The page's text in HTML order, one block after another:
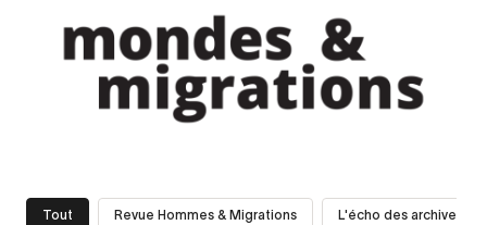
Tout Revue Hommes & Migrations L'écho des archives